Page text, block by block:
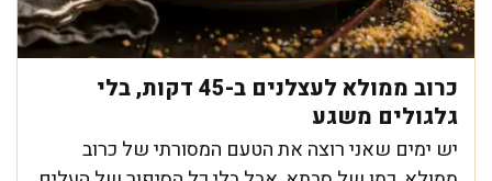
כרוב ממולא לעצלנים ב-45 דקות, בלי
גלגולים משגע
יש ימים שאני רוצה את הטעם המסורתי של כרוב